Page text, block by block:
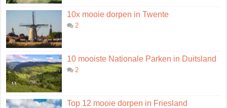
10x mooie dorpen in Twente
2
10 mooiste Nationale Parken in Duitsland
2
Top 12 mooie dorpen in Friesland